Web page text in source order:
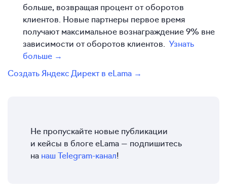
больше, возвращая процент от оборотов
клиентов. Новые партнеры первое время
получают максимальное вознаграждение 9% вне
зависимости от оборотов клиентов. Узнать
больше →
Создать Яндекс Директ в eLama →
Не пропускайте новые публикации
и кейсы в блоге eLama — подпишитесь
на наш Telegram-канал!